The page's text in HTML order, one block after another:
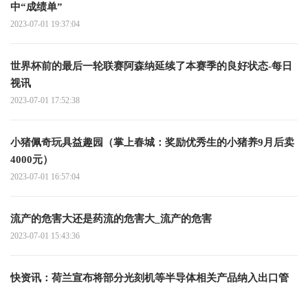
中“成绩单”
2023-07-01 19:37:04
世界杯前的最后一轮联赛阿森纳延续了本赛季的良好状态-每日
视讯
2023-07-01 17:52:38
小猪佩奇玩具益趣园（掌上春城：奖励优秀生的小猪养9月后卖
4000元）
2023-07-01 16:57:04
流产的危害大还是药流的危害大_流产的危害
2023-07-01 15:43:36
快资讯：荷兰宣布将部分光刻机等半导体相关产品纳入出口管